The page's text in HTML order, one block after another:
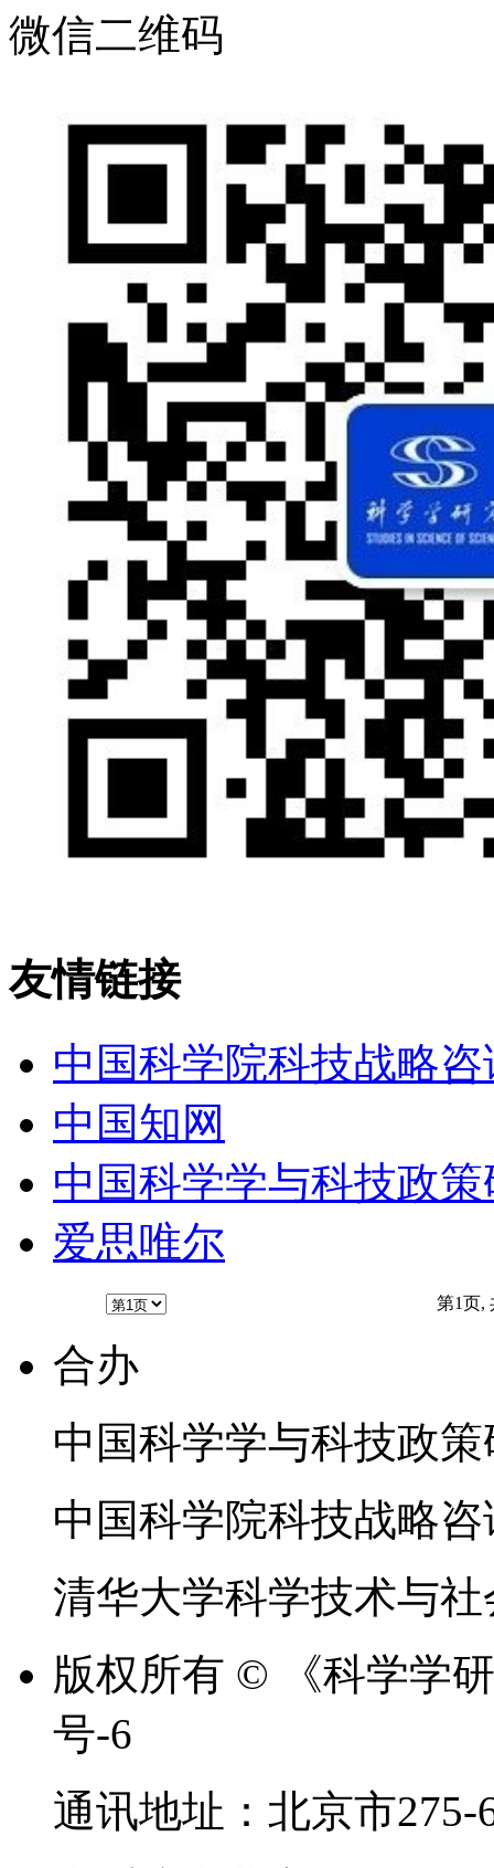
微信二维码
友情链接
中国科学院科技战略
中国知网
中国科学学与科技政
爱思唯尔
第1页,
合办
中国科学学与科技政
中国科学院科技战略
清华大学科学技术与
版权所有 © 《科学学
号-6
通讯地址：北京市275-